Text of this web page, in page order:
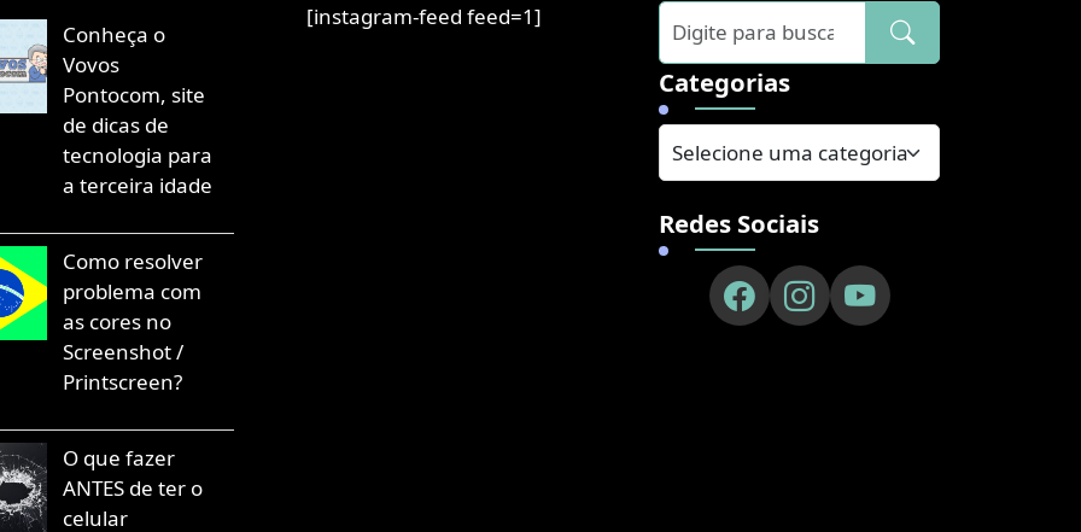
Conheça o
Vovos
Pontocom, site
de dicas de
tecnologia para
a terceira idade
Como resolver
problema com
as cores no
Screenshot /
Printscreen?
O que fazer
ANTES de ter o
celular
[instagram-feed feed=1]
Categorias
Redes Sociais